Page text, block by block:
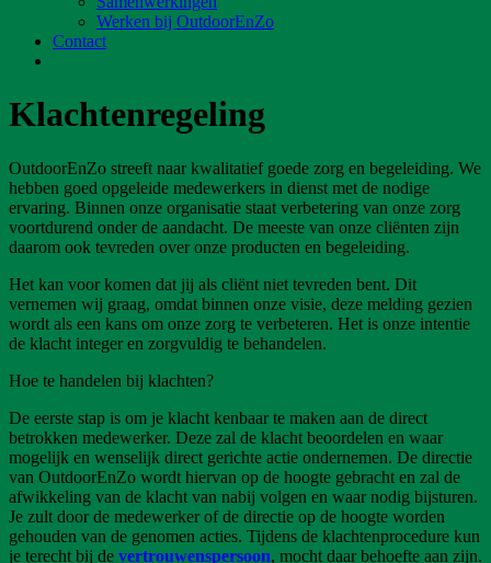
Werken bij OutdoorEnZo
Contact
Klachtenregeling
OutdoorEnZo streeft naar kwalitatief goede zorg en begeleiding. We
hebben goed opgeleide medewerkers in dienst met de nodige
ervaring. Binnen onze organisatie staat verbetering van onze zorg
voortdurend onder de aandacht. De meeste van onze cliënten zijn
daarom ook tevreden over onze producten en begeleiding.
Het kan voor komen dat jij als cliënt niet tevreden bent. Dit
vernemen wij graag, omdat binnen onze visie, deze melding gezien
wordt als een kans om onze zorg te verbeteren. Het is onze intentie
de klacht integer en zorgvuldig te behandelen.
Hoe te handelen bij klachten?
De eerste stap is om je klacht kenbaar te maken aan de direct
betrokken medewerker. Deze zal de klacht beoordelen en waar
mogelijk en wenselijk direct gerichte actie ondernemen. De directie
van OutdoorEnZo wordt hiervan op de hoogte gebracht en zal de
afwikkeling van de klacht van nabij volgen en waar nodig bijsturen.
Je zult door de medewerker of de directie op de hoogte worden
gehouden van de genomen acties. Tijdens de klachtenprocedure kun
je terecht bij de vertrouwenspersoon, mocht daar behoefte aan zijn.